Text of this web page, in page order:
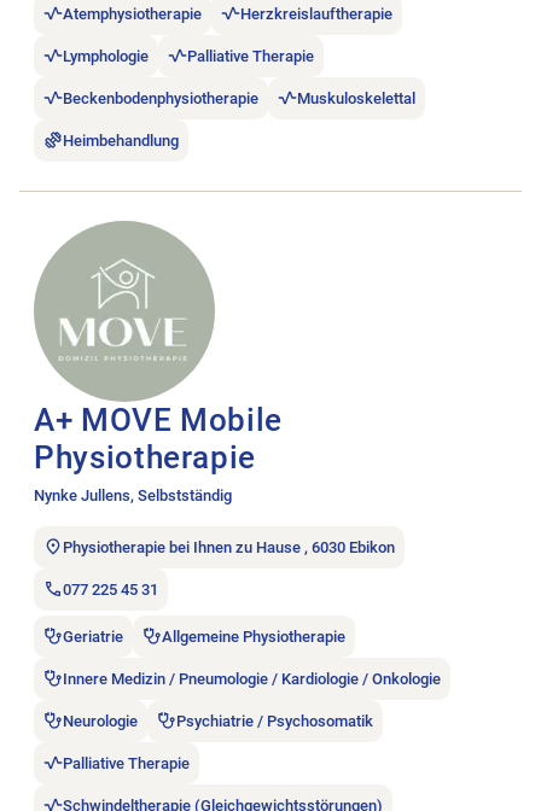
Atemphysiotherapie Herzkreislauftherapie
Lymphologie Palliative Therapie
Beckenbodenphysiotherapie Muskuloskelettal
Heimbehandlung
A+ MOVE Mobile
Physiotherapie
Nynke Jullens, Selbstständig
Physiotherapie bei Ihnen zu Hause , 6030 Ebikon
077 225 45 31
Geriatrie Allgemeine Physiotherapie
Innere Medizin / Pneumologie / Kardiologie / Onkologie
Neurologie Psychiatrie / Psychosomatik
Palliative Therapie
Schwindeltherapie (Gleichgewichtsstörungen)